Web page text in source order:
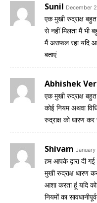
Sunil December
एक मुखी रुद्राक्ष
से नहीं मिलता मैं भी
मैं असफल रहा यदि
बताएं
Abhishek
एक मुखी रुद्राक्ष
कोई नियम अथवा
रुद्राक्ष को धारण
Shivam January
हम आपके द्वारा दी
मुखी रुद्राक्ष धारण
आशा करता हूं यदि
नियमों का